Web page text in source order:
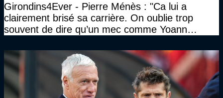
Girondins4Ever - Pierre Ménès : "Ca lui a
clairement brisé sa carrière. On oublie trop
souvent de dire qu’un mec comme Yoann